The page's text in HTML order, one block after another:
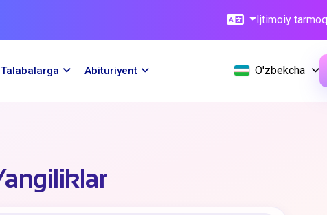
Ijtimoiy
Talabalarga Abituriyent O'zbekcha